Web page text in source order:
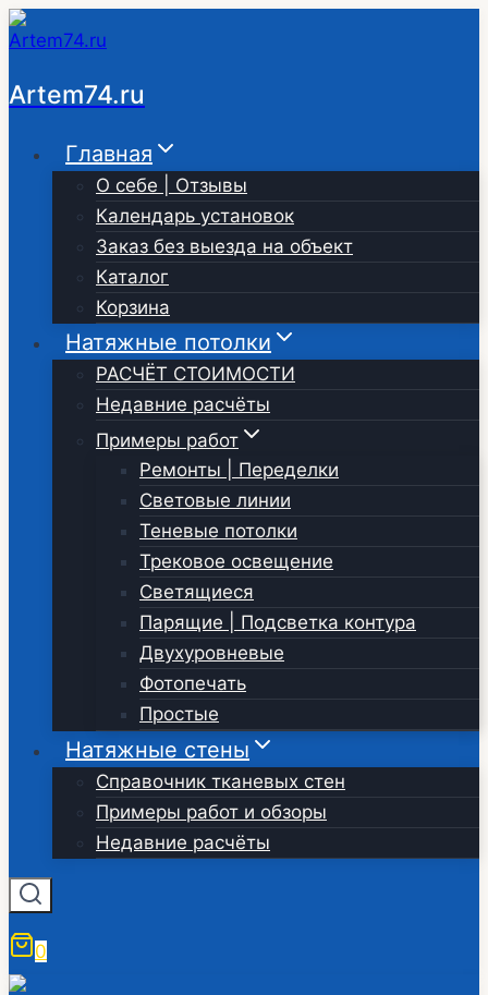
Перейти
к
содержимому
Artem74.ru
Главная
О себе | Отзывы
Календарь установок
Заказ без выезда на объект
Каталог
Корзина
Натяжные потолки
РАСЧЁТ СТОИМОСТИ
Недавние расчёты
Примеры работ
Ремонты | Переделки
Световые линии
Теневые потолки
Трековое освещение
Светящиеся
Парящие | Подсветка контура
Двухуровневые
Фотопечать
Простые
Натяжные стены
Справочник тканевых стен
Примеры работ и обзоры
Недавние расчёты
0